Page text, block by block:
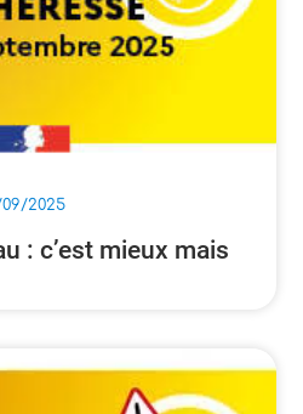
09/2025
: c’est mieux mais